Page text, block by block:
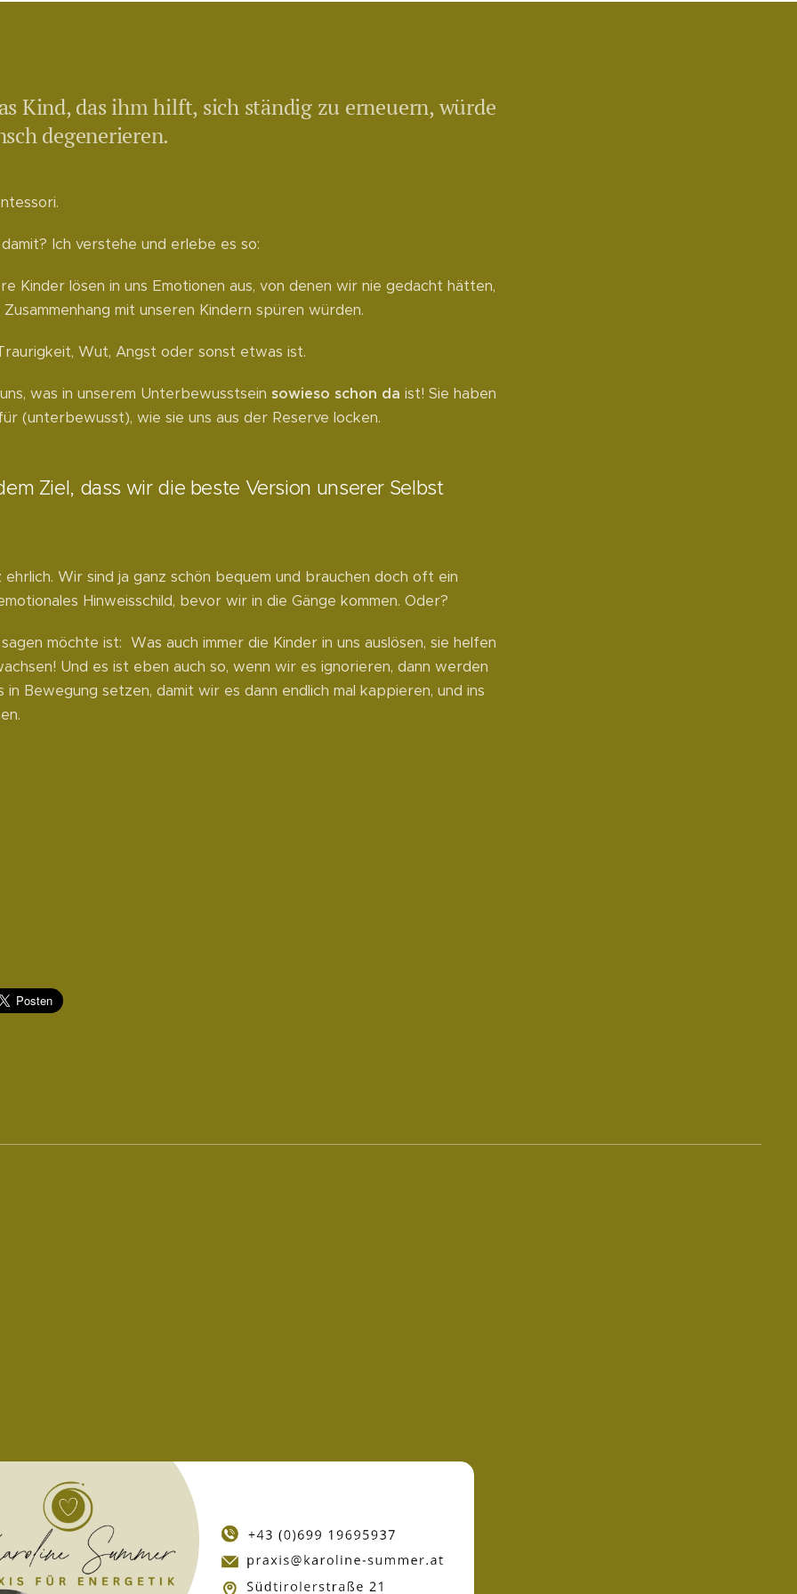
Kind, das ihm hilft, sich ständig zu erneuern, würde
degenerieren.
Ich verstehe und erlebe es so:
Kinder lösen in uns Emotionen aus, von denen wir nie gedacht hätten,
mit unseren Kindern spüren würden.
Wut, Angst oder sonst etwas ist.
was in unserem Unterbewusstsein sowieso schon da ist! Sie haben
(unterbewusst), wie sie uns aus der Reserve locken.
Ziel, dass wir die beste Version unserer Selbst
ehrlich. Wir sind ja ganz schön bequem und brauchen doch oft ein
Hinweisschild, bevor wir in die Gänge kommen. Oder?
möchte ist: Was auch immer die Kinder in uns auslösen, sie helfen
Und es ist eben auch so, wenn wir es ignorieren, dann werden
in Bewegung setzen, damit wir es dann endlich mal kappieren, und ins